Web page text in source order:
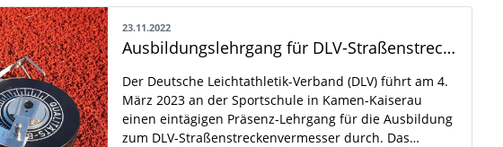
23.11.2022
Ausbildungslehrgang für DLV-Straßenstreckenvermesser
Der Deutsche Leichtathletik-Verband (DLV) führt am 4.
März 2023 an der Sportschule in Kamen-Kaiserau
einen eintägigen Präsenz-Lehrgang für die Ausbildung
zum DLV-Straßenstreckenvermesser durch. Das…